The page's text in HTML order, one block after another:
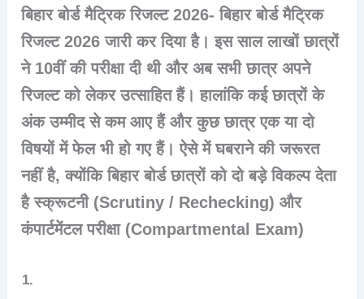
बिहार बोर्ड मैट्रिक रिजल्ट 2026- बिहार बोर्ड मैट्रिक
रिजल्ट 2026 जारी कर दिया है। इस साल लाखों छात्रों
ने 10वीं की परीक्षा दी थी और अब सभी छात्र अपने
रिजल्ट को लेकर उत्साहित हैं। हालांकि कई छात्रों के
अंक उम्मीद से कम आए हैं और कुछ छात्र एक या दो
विषयों में फेल भी हो गए हैं। ऐसे में घबराने की जरूरत
नहीं है, क्योंकि बिहार बोर्ड छात्रों को दो बड़े विकल्प देता
है स्क्रूटनी (Scrutiny / Rechecking) और
कंपार्टमेंटल परीक्षा (Compartmental Exam)